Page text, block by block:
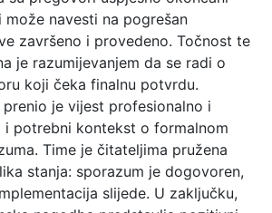
može navesti na pogrešan
završeno i provedeno. Točnost te
je razumijevanjem da se radi o
koji čeka finalnu potvrdu.
je vijest profesionalno i
i potrebni kontekst o formalnom
Time je čitateljima pružena
stanja: sporazum je dogovoren,
slijede. U zaključku,